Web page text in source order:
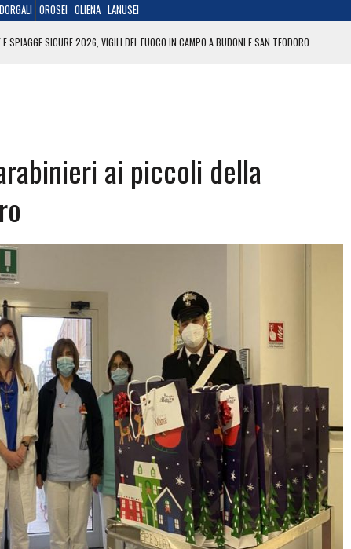
DORGALI OROSEI OLIENA LANUSEI
E SPIAGGE SICURE 2026, VIGILI DEL FUOCO IN CAMPO A BUDONI E SAN TEODORO
ai piccoli della